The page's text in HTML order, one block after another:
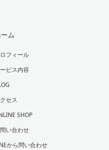
ム
フィール
ビス内容
セス
SHOP
い合わせ
から問い合わせ